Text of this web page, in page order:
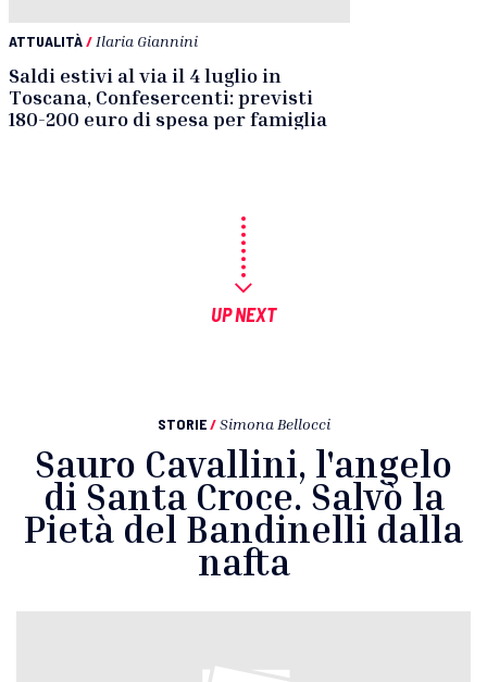
ATTUALITÀ/ Ilaria Giannini
Saldi estivi al via il 4 luglio in
Toscana, Confesercenti: previsti
180-200 euro di spesa per famiglia
UP NEXT
STORIE / Simona Bellocci
Sauro Cavallini, l'angelo
di Santa Croce. Salvò la
Pietà del Bandinelli dalla
nafta